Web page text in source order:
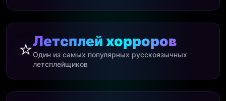
⭐Летсплей хорроров
Один из самых популярных русскоязычных
летсплейщиков